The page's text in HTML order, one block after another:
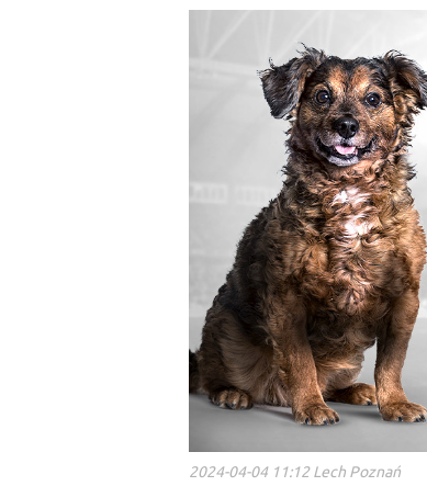
2024-04-04 11:12 Lech Poznań